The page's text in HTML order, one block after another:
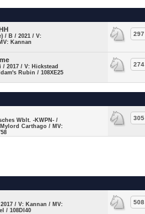
/ B / 2021 / V:
Kannan
297
/ 2017 / V: Hickstead
Rubin / 108XE25
274
Wblt. -KWPN- /
Carthago / MV:
305
/ V: Kannan / MV:
/ 108DI40
508